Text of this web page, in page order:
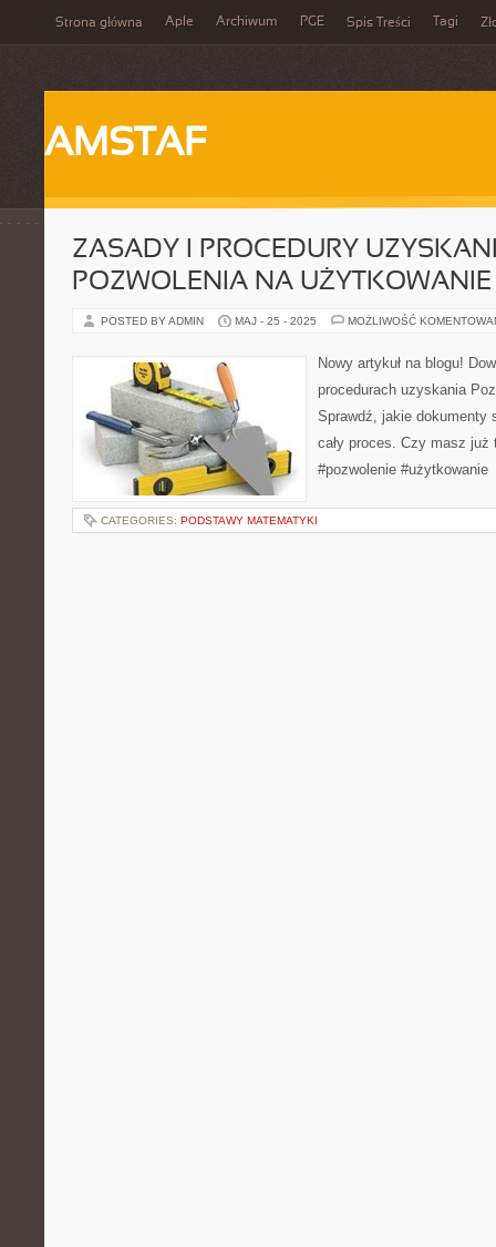
Strona główna Aple Archiwum PGE Spis Treści Tagi
AMSTAF
ZASADY I PROCEDURY
POZWOLENIA NA UŻYTKOWANIE
POSTED BY ADMIN MAJ - 25 - 2025 MOŻLIWOŚĆ
Nowy artykuł na blogu!
procedurach uzyskania
Sprawdź, jakie dokumenty
cały proces. Czy masz
#pozwolenie #użytkowanie
CATEGORIES: PODSTAWY MATEMATYKI